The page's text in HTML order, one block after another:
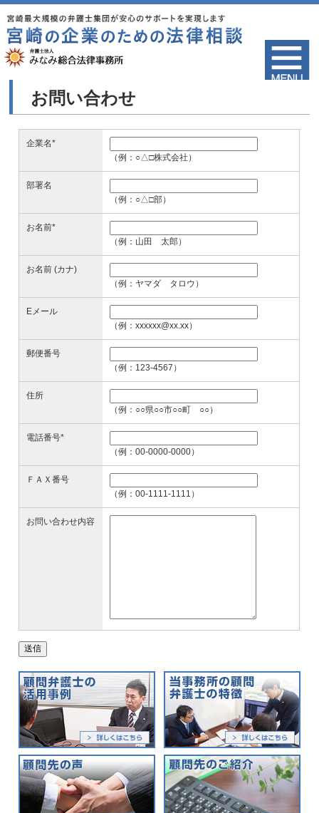
お問い合わせ
企業名*
（例：○△□株式会社）
部署名
（例：○△□部）
お名前*
（例：山田 太郎）
お名前 (カナ)
（例：ヤマダ タロウ）
Eメール
（例：xxxxxx@xx.xx）
郵便番号
（例：123-4567）
住所
（例：○○県○○市○○町 ○○）
電話番号*
（例：00-0000-0000）
ＦＡＸ番号
（例：00-1111-1111）
お問い合わせ内容